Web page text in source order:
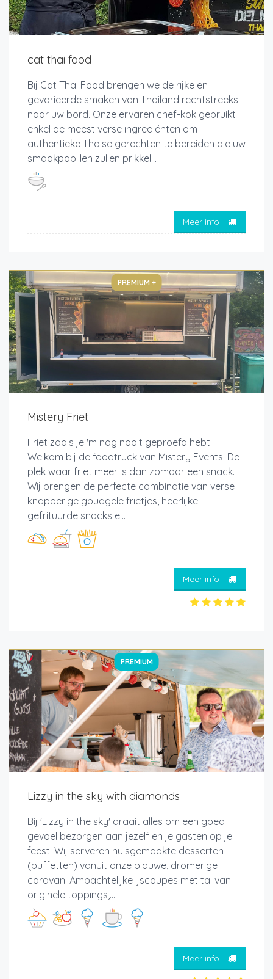
cat thai food
Bij Cat Thai Food brengen we de rijke en
gevarieerde smaken van Thailand rechtstreeks
naar uw bord. Onze ervaren chef-kok gebruikt
enkel de meest verse ingrediënten om
authentieke Thaise gerechten te bereiden die uw
smaakpapillen zullen prikkel...
Meer info
PREMIUM +
Mistery Friet
Friet zoals je 'm nog nooit geproefd hebt!
Welkom bij de foodtruck van Mistery Events! De
plek waar friet meer is dan zomaar een snack.
Wij brengen de perfecte combinatie van verse
knapperige goudgele frietjes, heerlijke
gefrituurde snacks e...
Meer info
PREMIUM
Lizzy in the sky with diamonds
Bij 'Lizzy in the sky' draait alles om een goed
gevoel bezorgen aan jezelf en je gasten op je
feest. Wij serveren huisgemaakte desserten
(buffetten) vanuit onze blauwe, dromerige
caravan. Ambachtelijke ijscoupes met tal van
originele toppings,...
Meer info